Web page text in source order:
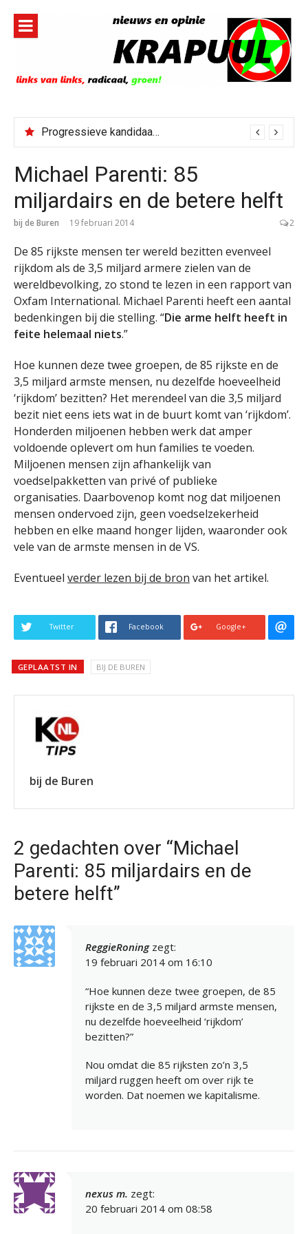
inhoud
Progressieve kandidaat El-Sayed senaatskandidaat Michigan
Michael Parenti: 85
miljardairs en de betere helft
bij de Buren 19 februari 2014 2
De 85 rijkste mensen ter wereld bezitten evenveel
rijkdom als de 3,5 miljard armere zielen van de
wereldbevolking, zo stond te lezen in een rapport van
Oxfam International. Michael Parenti heeft een aantal
bedenkingen bij die stelling. “Die arme helft heeft in
feite helemaal niets.”
Hoe kunnen deze twee groepen, de 85 rijkste en de
3,5 miljard armste mensen, nu dezelfde hoeveelheid
‘rijkdom’ bezitten? Het merendeel van die 3,5 miljard
bezit niet eens iets wat in de buurt komt van ‘rijkdom’.
Honderden miljoenen hebben werk dat amper
voldoende oplevert om hun families te voeden.
Miljoenen mensen zijn afhankelijk van
voedselpakketten van privé of publieke
organisaties. Daarbovenop komt nog dat miljoenen
mensen ondervoed zijn, geen voedselzekerheid
hebben en elke maand honger lijden, waaronder ook
vele van de armste mensen in de VS.
Eventueel verder lezen bij de bron van het artikel.
Twitter Facebook Google+
GEPLAATST IN BIJ DE BUREN
bij de Buren
2 gedachten over “Michael
Parenti: 85 miljardairs en de
betere helft”
ReggieRoning zegt:
19 februari 2014 om 16:10
“Hoe kunnen deze twee groepen, de 85
rijkste en de 3,5 miljard armste mensen,
nu dezelfde hoeveelheid ‘rijkdom’
bezitten?”
Nou omdat die 85 rijksten zo’n 3,5
miljard ruggen heeft om over rijk te
worden. Dat noemen we kapitalisme.
nexus m. zegt:
20 februari 2014 om 08:58